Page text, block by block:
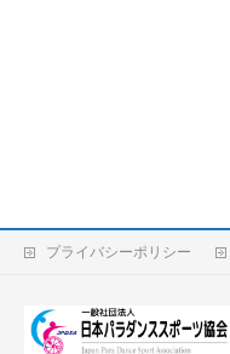
プライバシーポリシー